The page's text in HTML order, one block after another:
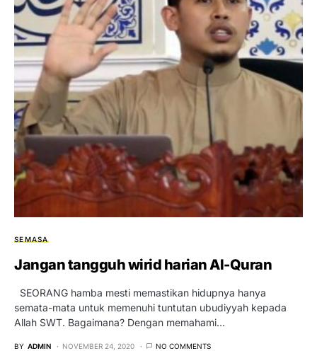
SEMASA
Jangan tangguh wirid harian Al-Quran
SEORANG hamba mesti memastikan hidupnya hanya
semata-mata untuk memenuhi tuntutan ubudiyyah kepada
Allah SWT. Bagaimana? Dengan memahami…
BY ADMIN NOVEMBER 24, 2020 NO COMMENTS